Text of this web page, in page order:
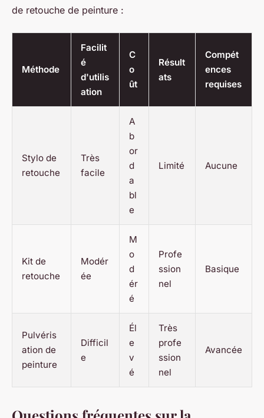
de retouche de peinture :
Méthode
Facilit
é
d'utilis
ation
C
o
ût
Résult
ats
Compét
ences
requises
Stylo de
retouche
Très
facile
A
b
or
d
a
bl
e
Limité Aucune
Kit de
retouche
Modér
ée
M
o
d
ér
é
Profe
ssion
nel
Basique
Pulvéris
ation de
peinture
Difficil
e
Él
e
v
é
Très
profe
ssion
nel
Avancée